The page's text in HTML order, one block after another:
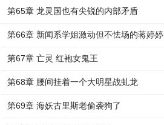
第65章 龙灵国也有尖锐的内部矛盾
第66章 新闻系学姐激动但不怯场的蒋婷婷
第67章 亡灵 红袍女鬼王
第68章 腰间挂着一个大明星战虬龙
第69章 海妖古里斯老偷袭狗了